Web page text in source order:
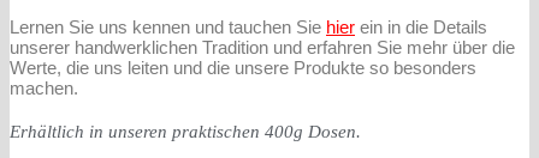
Lernen Sie uns kennen und tauchen Sie hier ein in die Details
unserer handwerklichen Tradition und erfahren Sie mehr über die
Werte, die uns leiten und die unsere Produkte so besonders
machen.
Erhältlich in unseren praktischen 400g Dosen.